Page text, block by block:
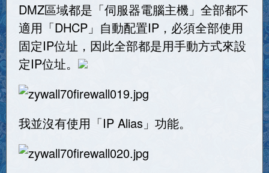
DMZ區域都是「伺服器電腦主機」全部都不
適用「DHCP」自動配置IP，必須全部使用
固定IP位址，因此全部都是用手動方式來設
定IP位址。
我並沒有使用「IP Alias」功能。